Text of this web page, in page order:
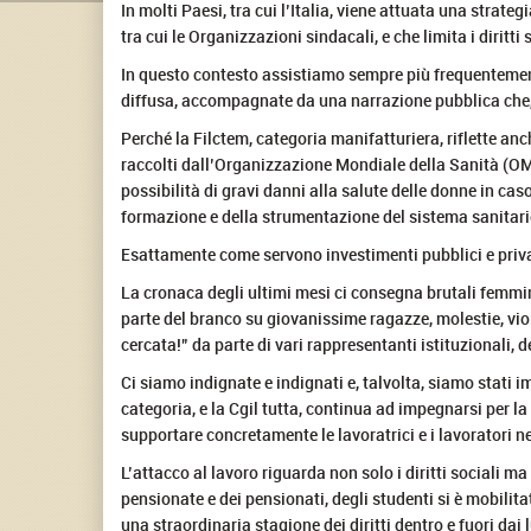
In molti Paesi, tra cui l’Italia, viene attuata una
tra cui le Organizzazioni sindacali, e che limita i diritti
In questo contesto assistiamo sempre più
diffusa, accompagnate da una narrazione pubblica
Perché la Filctem, categoria manifatturiera, riflette
raccolti dall’Organizzazione Mondiale della Sanità
possibilità di gravi danni alla salute delle donne in
formazione e della strumentazione del sistema
Esattamente come servono investimenti pubblici e
La cronaca degli ultimi mesi ci consegna brutali
parte del branco su giovanissime ragazze, molestie,
cercata!” da parte di vari rappresentanti istituzionali,
Ci siamo indignate e indignati e, talvolta, siamo stati
categoria, e la Cgil tutta, continua ad impegnarsi per
supportare concretamente le lavoratrici e i lavoratori
L’attacco al lavoro riguarda non solo i diritti sociali
pensionate e dei pensionati, degli studenti si è
una straordinaria stagione dei diritti dentro e fuori